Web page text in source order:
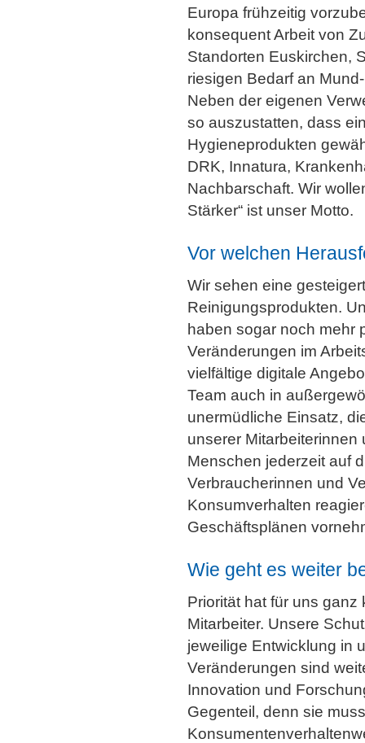
Europa frühzeitig
konsequent Arbeit von
Standorten Euskirchen,
riesigen Bedarf an
Neben der eigenen
so auszustatten, dass
Hygieneprodukten
DRK, Innatura,
Nachbarschaft. Wir
Stärker“ ist unser Motto.
Vor welchen
Wir sehen eine
Reinigungsprodukten.
haben sogar noch mehr
Veränderungen im
vielfältige digitale
Team auch in
unermüdliche Einsatz,
unserer
Menschen jederzeit auf
Verbraucherinnen und
Konsumverhalten
Geschäftsplänen
Wie geht es weiter
Priorität hat für uns
Mitarbeiter. Unsere
jeweilige Entwicklung in
Veränderungen sind
Innovation und
Gegenteil, denn sie